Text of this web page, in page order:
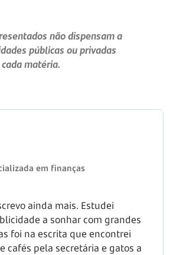
não dispensam a
públicas ou privadas
matéria.
em finanças
ainda mais. Estudei
a sonhar com grandes
foi na escrita que encontrei
cafés pela secretária e gatos a